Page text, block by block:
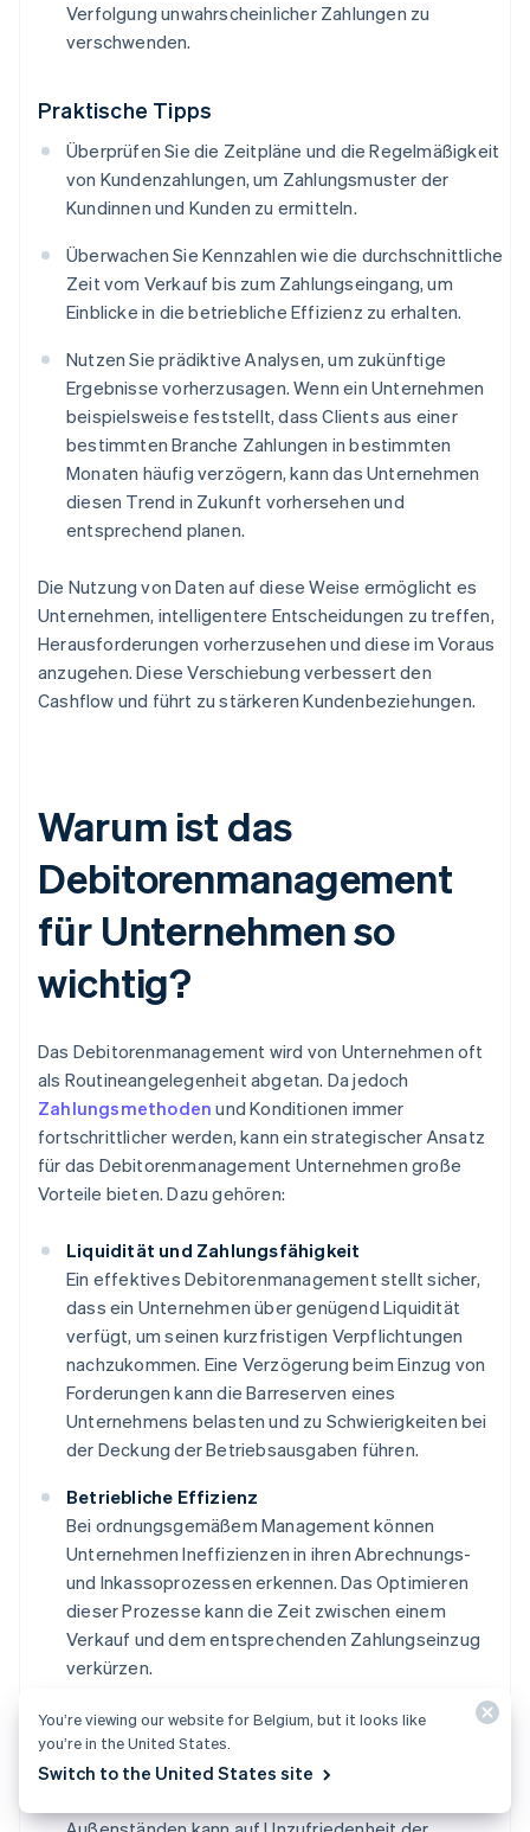
Verfolgung unwahrscheinlicher Zahlungen zu
verschwenden.
Praktische Tipps
Überprüfen Sie die Zeitpläne und die Regelmäßigkeit
von Kundenzahlungen, um Zahlungsmuster der
Kundinnen und Kunden zu ermitteln.
Überwachen Sie Kennzahlen wie die durchschnittliche
Zeit vom Verkauf bis zum Zahlungseingang, um
Einblicke in die betriebliche Effizienz zu erhalten.
Nutzen Sie prädiktive Analysen, um zukünftige
Ergebnisse vorherzusagen. Wenn ein Unternehmen
beispielsweise feststellt, dass Clients aus einer
bestimmten Branche Zahlungen in bestimmten
Monaten häufig verzögern, kann das Unternehmen
diesen Trend in Zukunft vorhersehen und
entsprechend planen.
Die Nutzung von Daten auf diese Weise ermöglicht es
Unternehmen, intelligentere Entscheidungen zu treffen,
Herausforderungen vorherzusehen und diese im Voraus
anzugehen. Diese Verschiebung verbessert den
Cashflow und führt zu stärkeren Kundenbeziehungen.
Warum ist das
Debitorenmanagement
für Unternehmen so
wichtig?
Das Debitorenmanagement wird von Unternehmen oft
als Routineangelegenheit abgetan. Da jedoch
Zahlungsmethoden und Konditionen immer
fortschrittlicher werden, kann ein strategischer Ansatz
für das Debitorenmanagement Unternehmen große
Vorteile bieten. Dazu gehören:
Liquidität und Zahlungsfähigkeit
Ein effektives Debitorenmanagement stellt sicher,
dass ein Unternehmen über genügend Liquidität
verfügt, um seinen kurzfristigen Verpflichtungen
nachzukommen. Eine Verzögerung beim Einzug von
Forderungen kann die Barreserven eines
Unternehmens belasten und zu Schwierigkeiten bei
der Deckung der Betriebsausgaben führen.
Betriebliche Effizienz
Bei ordnungsgemäßem Management können
Unternehmen Ineffizienzen in ihren Abrechnungs-
und Inkassoprozessen erkennen. Das Optimieren
dieser Prozesse kann die Zeit zwischen einem
Verkauf und dem entsprechenden Zahlungseinzug
verkürzen.
Indikator für die finanzielle Gesundheit
Der Status der Debitorenbuchhaltung kann als
Indikator für die finanzielle Gesundheit eines
You’re viewing our website for Belgium, but it looks like
you’re in the United States.
Switch to the United States site